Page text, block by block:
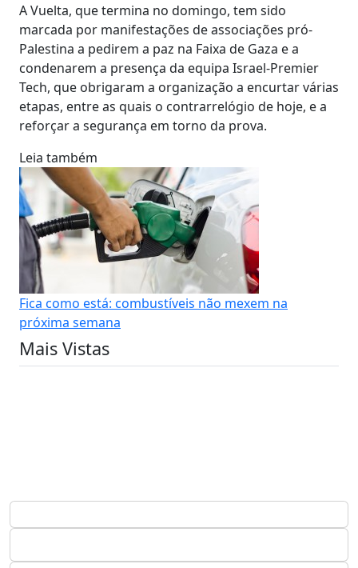
A Vuelta, que termina no domingo, tem sido
marcada por manifestações de associações pró-
Palestina a pedirem a paz na Faixa de Gaza e a
condenarem a presença da equipa Israel-Premier
Tech, que obrigaram a organização a encurtar várias
etapas, entre as quais o contrarrelógio de hoje, e a
reforçar a segurança em torno da prova.
Leia também
Fica como está: combustíveis não mexem na
próxima semana
Mais Vistas